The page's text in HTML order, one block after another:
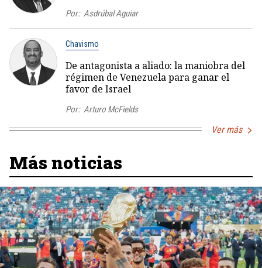
Por: Asdrúbal Aguiar
Chavismo
De antagonista a aliado: la maniobra del
régimen de Venezuela para ganar el
favor de Israel
Por: Arturo McFields
Ver más
Más noticias